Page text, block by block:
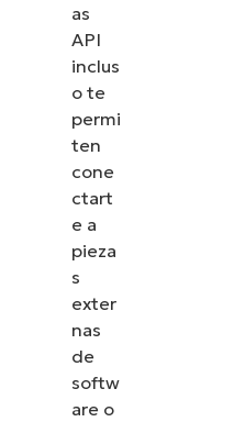
as
API
inclus
o te
permi
ten
cone
ctart
e a
pieza
s
exter
nas
de
softw
are o